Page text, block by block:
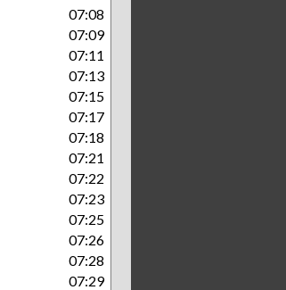
07:08
07:09
07:11
07:13
07:15
07:17
07:18
07:21
07:22
07:23
07:25
07:26
07:28
07:29